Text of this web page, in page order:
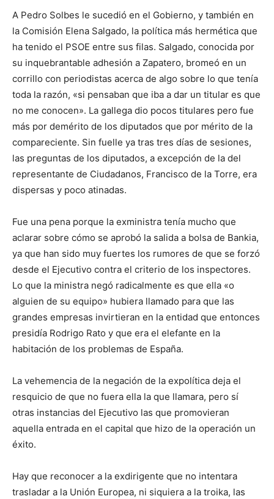
A Pedro Solbes le sucedió en el Gobierno, y también en
la Comisión Elena Salgado, la política más hermética que
ha tenido el PSOE entre sus filas. Salgado, conocida por
su inquebrantable adhesión a Zapatero, bromeó en un
corrillo con periodistas acerca de algo sobre lo que tenía
toda la razón, «si pensaban que iba a dar un titular es que
no me conocen». La gallega dio pocos titulares pero fue
más por demérito de los diputados que por mérito de la
compareciente. Sin fuelle ya tras tres días de sesiones,
las preguntas de los diputados, a excepción de la del
representante de Ciudadanos, Francisco de la Torre, era
dispersas y poco atinadas.
Fue una pena porque la exministra tenía mucho que
aclarar sobre cómo se aprobó la salida a bolsa de Bankia,
ya que han sido muy fuertes los rumores de que se forzó
desde el Ejecutivo contra el criterio de los inspectores.
Lo que la ministra negó radicalmente es que ella «o
alguien de su equipo» hubiera llamado para que las
grandes empresas invirtieran en la entidad que entonces
presidía Rodrigo Rato y que era el elefante en la
habitación de los problemas de España.
La vehemencia de la negación de la expolítica deja el
resquicio de que no fuera ella la que llamara, pero sí
otras instancias del Ejecutivo las que promovieran
aquella entrada en el capital que hizo de la operación un
éxito.
Hay que reconocer a la exdirigente que no intentara
trasladar a la Unión Europea, ni siquiera a la troika, las